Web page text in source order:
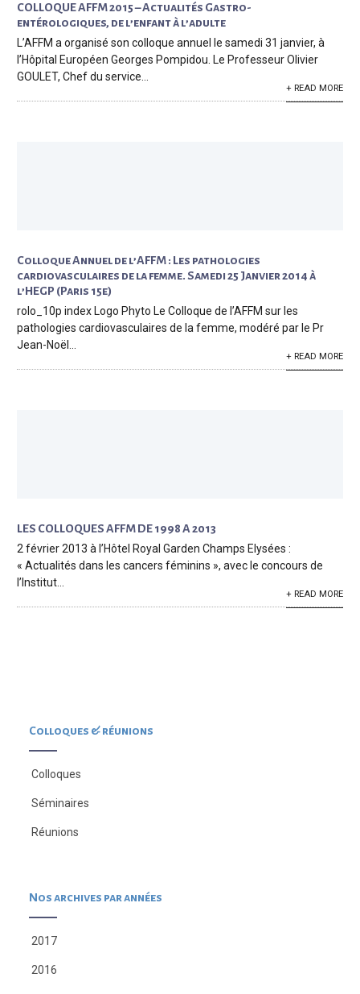
COLLOQUE AFFM 2015 – Actualités Gastro-
entérologiques, de l’enfant à l’adulte
L’AFFM a organisé son colloque annuel le samedi 31 janvier, à
l’Hôpital Européen Georges Pompidou. Le Professeur Olivier
GOULET, Chef du service...
+ READ MORE
Colloque Annuel de l’AFFM : Les pathologies
cardiovasculaires de la femme. Samedi 25 Janvier 2014 à
l’HEGP (Paris 15e)
rolo_10p index Logo Phyto Le Colloque de l’AFFM sur les
pathologies cardiovasculaires de la femme, modéré par le Pr
Jean-Noël...
+ READ MORE
LES COLLOQUES AFFM DE 1998 A 2013
2 février 2013 à l’Hôtel Royal Garden Champs Elysées :
« Actualités dans les cancers féminins », avec le concours de
l’Institut...
+ READ MORE
Colloques & réunions
Colloques
Séminaires
Réunions
Nos archives par années
2017
2016